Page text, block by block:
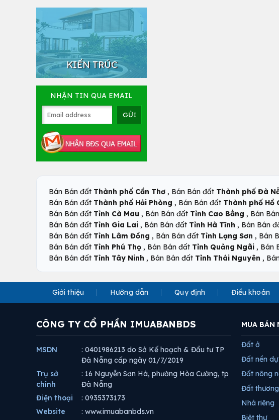
KIẾN TRÚC
NHẬN TIN QUA EMAIL
Bán Bán đất Thành phố Cần Thơ , Bán Bán đất Thành phố Đà
Bán Bán đất Thành phố Hải Phòng , Bán Bán đất Thành phố Hồ
Bán Bán đất Tỉnh Cà Mau , Bán Bán đất Tỉnh Cao Bằng , Bán
Bán Bán đất Tỉnh Gia Lai , Bán Bán đất Tỉnh Hà Tĩnh , Bán Bán
Bán Bán đất Tỉnh Lâm Đồng , Bán Bán đất Tỉnh Lạng Sơn , Bán
Bán Bán đất Tỉnh Phú Thọ , Bán Bán đất Tỉnh Quảng Ngãi , Bán
Bán Bán đất Tỉnh Tây Ninh , Bán Bán đất Tỉnh Thái Nguyên ,
Giới thiệu Hướng dẫn Quy định Điều khoản
CÔNG TY CỔ PHẦN IMUABANBDS
MSDN
: 0401986213 do Sở Kế hoạch & Đầu tư TP
Đà Nẵng cấp ngày 01/7/2019
Trụ sở
chính
: 16 Nguyễn Sơn Hà, phường Hòa Cường, tp
Đà Nẵng
Điện thoại
: 0935373173
Website
: www.imuabanbds.vn
MUA BÁN
Đất ở
Đất nền
Đất nông
Đất
Nhà riêng
Biệt thự